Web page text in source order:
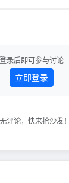
为“*ST闻泰”。
未消除相关情
形，公司股票将可能被终止上市。 闻泰
登录后即可参与讨论
立即登录
评论，快来抢沙发！